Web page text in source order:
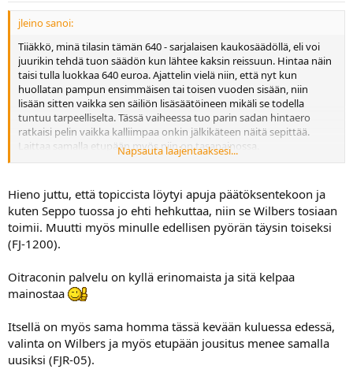
jleino sanoi:
Tiiäkkö, minä tilasin tämän 640 - sarjalaisen kaukosäädöllä, eli voi
juurikin tehdä tuon säädön kun lähtee kaksin reissuun. Hintaa näin
taisi tulla luokkaa 640 euroa. Ajattelin vielä niin, että nyt kun
huollatan pampun ensimmäisen tai toisen vuoden sisään, niin
lisään sitten vaikka sen säiliön lisäsäätöineen mikäli se todella
tuntuu tarpeelliselta. Tässä vaiheessa tuo parin sadan hintaero
ratkaisi pelin vaikka kalliimpaa onkin jälkikäteen näitä sepittää.
Laittaa samalla etupään myös niin on tasapainossa.
Olipa hyvä topicci tämä josta oli todella paljon apua, kiitos siitä
oottaa, mutta jospa se sieltä sitten taas aikanaan tulee
Napsauta laajentaaksesi...
Hieno juttu, että topiccista löytyi apuja päätöksentekoon ja
kuten Seppo tuossa jo ehti hehkuttaa, niin se Wilbers tosiaan
toimii. Muutti myös minulle edellisen pyörän täysin toiseksi
(FJ-1200).
Oitraconin palvelu on kyllä erinomaista ja sitä kelpaa
mainostaa
Itsellä on myös sama homma tässä kevään kuluessa edessä,
valinta on Wilbers ja myös etupään jousitus menee samalla
uusiksi (FJR-05).